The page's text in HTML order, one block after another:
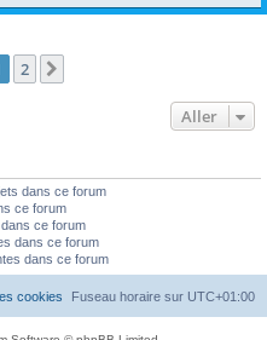
2
Aller
dans ce forum
ce forum
ce forum
dans ce forum
dans ce forum
Fuseau horaire sur UTC+01:00
cookies